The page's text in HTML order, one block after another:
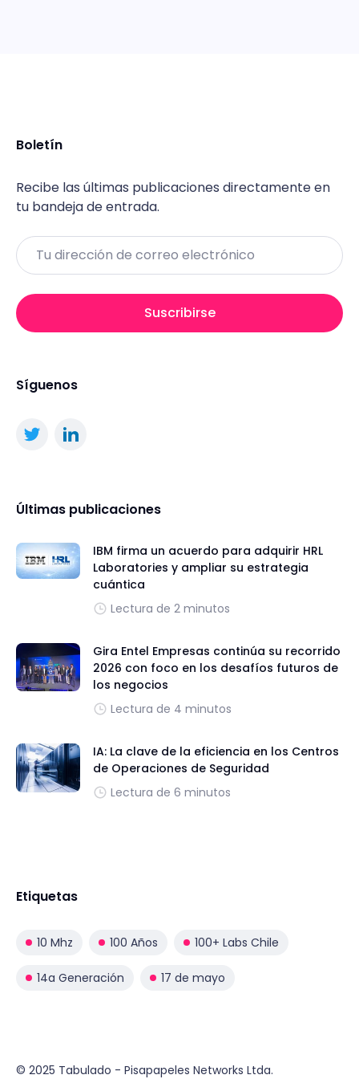
Boletín
Recibe las últimas publicaciones directamente en
tu bandeja de entrada.
Email
Suscribirse
Síguenos
Últimas publicaciones
IBM firma un acuerdo para adquirir HRL
Laboratories y ampliar su estrategia
cuántica
Lectura de 2 minutos
Gira Entel Empresas continúa su recorrido
2026 con foco en los desafíos futuros de
los negocios
Lectura de 4 minutos
IA: La clave de la eficiencia en los Centros
de Operaciones de Seguridad
Lectura de 6 minutos
Etiquetas
10 Mhz 100 Años 100+ Labs Chile
14a Generación 17 de mayo
© 2025 Tabulado - Pisapapeles Networks Ltda.